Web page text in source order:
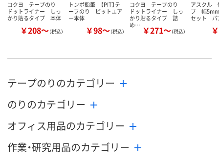
コクヨ テープのり
ドットライナー しっ
かり貼るタイプ 本体
￥208～（税込）
トンボ鉛筆 【PIT】テ
ープのり ピットエア
ー本体
￥98～（税込）
コクヨ テープのり
ドットライナー しっ
かり貼るタイプ 詰
め… ￥271～（税込）
アスクル
プ 幅
セット パ
テープのりのカテゴリー
のりのカテゴリー
オフィス用品のカテゴリー
作業・研究用品のカテゴリー